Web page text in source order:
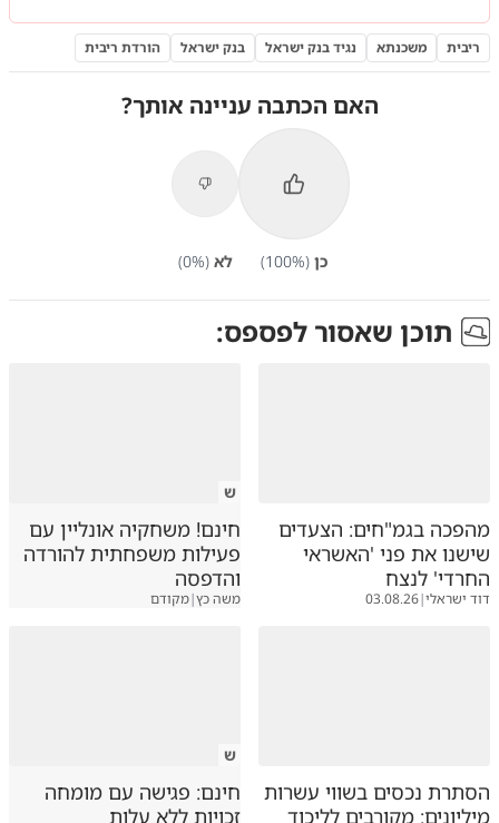
ריבית משכנתא נגיד בנק ישראל בנק ישראל הורדת ריבית
האם הכתבה עניינה אותך?
כן (
100%) לא (
0%)
תוכן שאסור לפספס:
מהפכה בגמ"חים: הצעדים
שישנו את פני 'האשראי
החרדי' לנצח
דוד ישראלי|
03.08.26
ש
חינם! משחקיה אונליין עם
פעילות משפחתית להורדה
והדפסה
משה כץ|מקודם
הסתרת נכסים בשווי עשרות
מיליונים: מקורבים לליכוד
ש
חינם: פגישה עם מומחה
זכויות ללא עלות